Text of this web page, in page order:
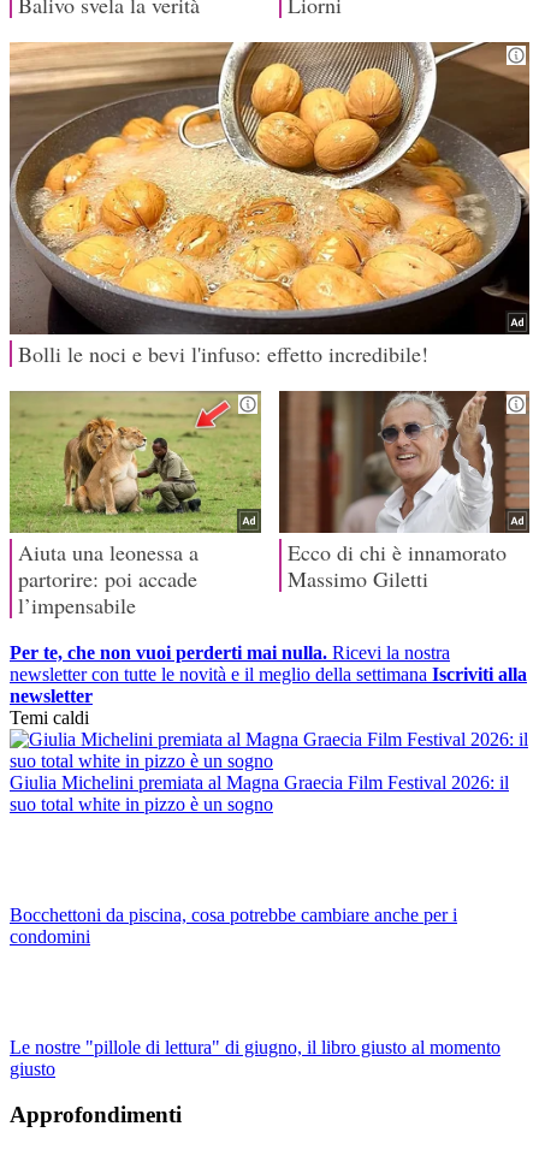
Per te, che non vuoi perderti mai nulla. Ricevi la nostra
newsletter con tutte le novità e il meglio della settimana Iscriviti alla
newsletter
Temi caldi
Giulia Michelini premiata al Magna Graecia Film Festival 2026: il
suo total white in pizzo è un sogno
Bocchettoni da piscina, cosa potrebbe cambiare anche per i
condomini
Le nostre "pillole di lettura" di giugno, il libro giusto al momento
giusto
Approfondimenti